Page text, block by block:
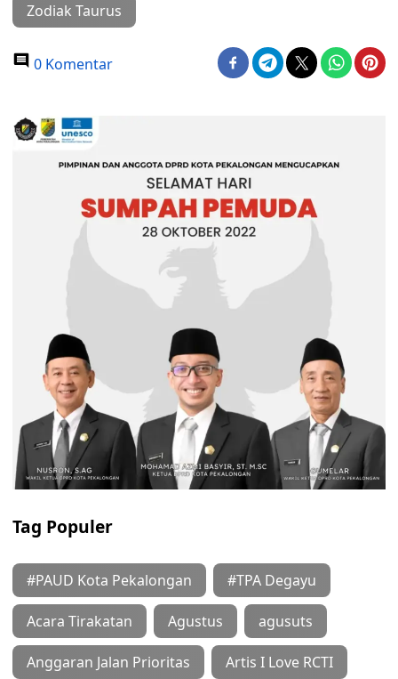
Zodiak Taurus
0 Komentar
Tag Populer
#PAUD Kota Pekalongan #TPA Degayu
Acara Tirakatan Agustus agusuts
Anggaran Jalan Prioritas Artis I Love RCTI